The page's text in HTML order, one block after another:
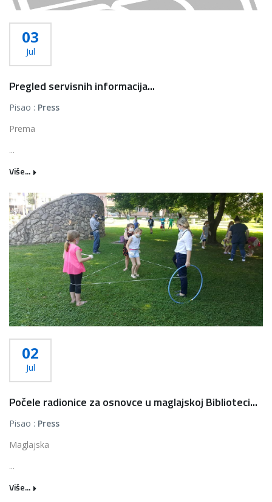
03
Jul
Pregled servisnih informacija...
Pisao : Press
Prema
...
Više...
02
Jul
Počele radionice za osnovce u maglajskoj Biblioteci...
Pisao : Press
Maglajska
...
Više...